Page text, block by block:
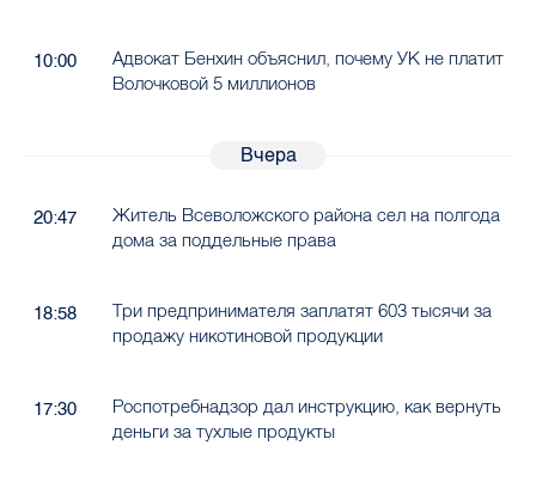
10:00
Адвокат Бенхин объяснил, почему УК не платит
Волочковой 5 миллионов
Вчера
20:47
Житель Всеволожского района сел на полгода
дома за поддельные права
18:58
Три предпринимателя заплатят 603 тысячи за
продажу никотиновой продукции
17:30
Роспотребнадзор дал инструкцию, как вернуть
деньги за тухлые продукты